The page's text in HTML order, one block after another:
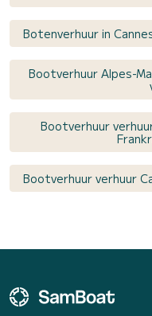
Botenverhuur in
Bootverhuur Alpes-
Bootverhuur
Bootverhuur verhuur